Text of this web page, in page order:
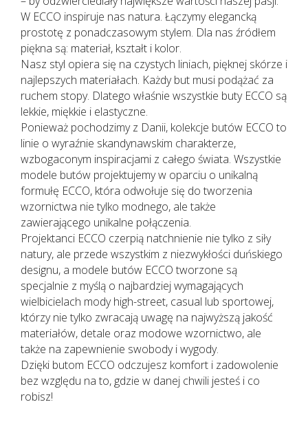
W ECCO inspiruje nas natura. Łączymy elegancką
prostotę z ponadczasowym stylem. Dla nas źródłem
piękna są: materiał, kształt i kolor.
Nasz styl opiera się na czystych liniach, pięknej skórze i
najlepszych materiałach. Każdy but musi podążać za
ruchem stopy. Dlatego właśnie wszystkie buty ECCO są
lekkie, miękkie i elastyczne.
Ponieważ pochodzimy z Danii, kolekcje butów ECCO to
linie o wyraźnie skandynawskim charakterze,
wzbogaconym inspiracjami z całego świata. Wszystkie
modele butów projektujemy w oparciu o unikalną
formułę ECCO, która odwołuje się do tworzenia
wzornictwa nie tylko modnego, ale także
zawierającego unikalne połączenia.
Projektanci ECCO czerpią natchnienie nie tylko z siły
natury, ale przede wszystkim z niezwykłości duńskiego
designu, a modele butów ECCO tworzone są
specjalnie z myślą o najbardziej wymagających
wielbicielach mody high-street, casual lub sportowej,
którzy nie tylko zwracają uwagę na najwyższą jakość
materiałów, detale oraz modowe wzornictwo, ale
także na zapewnienie swobody i wygody.
Dzięki butom ECCO odczujesz komfort i zadowolenie
bez względu na to, gdzie w danej chwili jesteś i co
robisz!